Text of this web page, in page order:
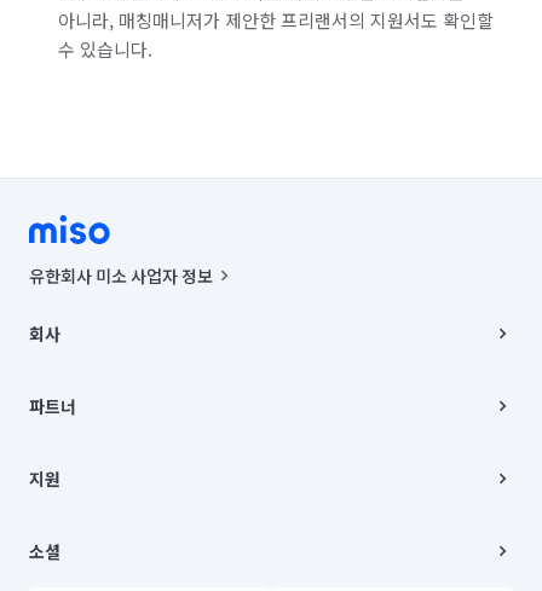
아니라, 매칭매니저가 제안한 프리랜서의 지원서도 확인할
수 있습니다.
유한회사 미소 사업자 정보
00019 |
주소 | 본사: 서울특별시 종로구 율곡로 6(중학동, 트윈트리빌딩) B동 5층
컨택센터 : 서울특별시 종로구 수송동 율곡로 24, 7층, 8층 미소
상품, 상품정보, 거래에 관한 의무와 책임은 거래당사자에게 있습니다.
언론 보도 관련 문의:
© 유한회사 미소. Miso, Inc. All Rights Reserved.
회사
채용
파트너
이사
지원
이용약관
소셜